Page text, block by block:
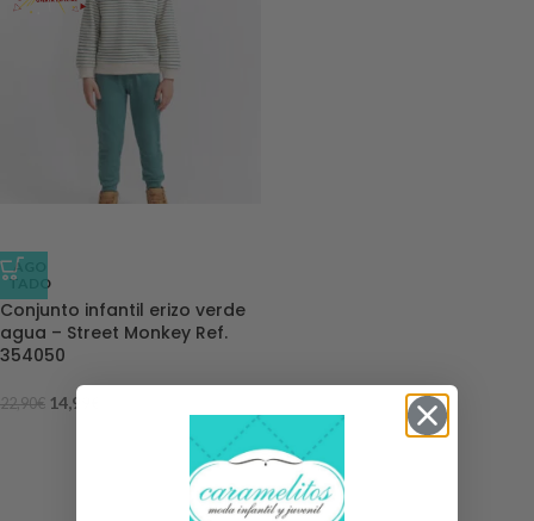
AGO
TADO
Conjunto infantil erizo verde
agua – Street Monkey Ref.
354050
22,90€ 14,99